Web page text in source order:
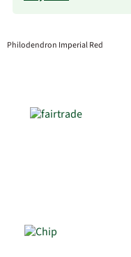
Philodendron Imperial Red